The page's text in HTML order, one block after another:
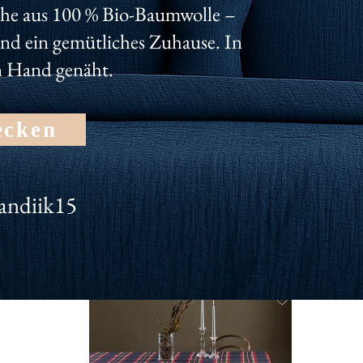
aus 100 % Bio-Baumwolle –
ein gemütliches Zuhause. In
genäht.
Newsletter und erhalte dauerhaft 10% für deinen